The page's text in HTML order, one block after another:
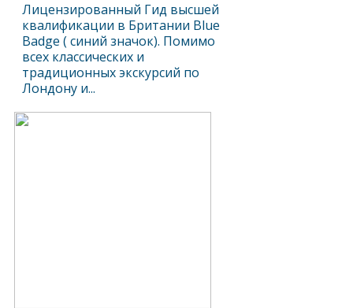
Лицензированный Гид высшей
квалификации в Британии Blue
Badge ( синий значок). Помимо
всех классических и
традиционных экскурсий по
Лондону и...